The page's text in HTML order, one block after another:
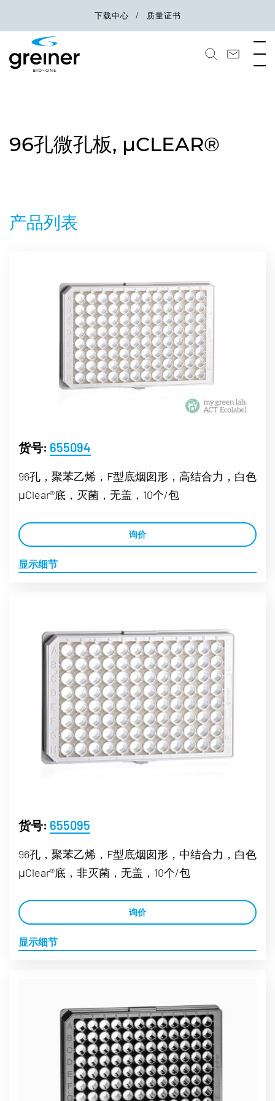
下载中心 质量证书
96孔微孔板, µCLEAR®
产品列表
货号: 655094
96孔，聚苯乙烯，F型底烟囱形，高结合力，白色
μClear®底，灭菌，无盖，10个/包
询价
显示细节
货号: 655095
96孔，聚苯乙烯，F型底烟囱形，中结合力，白色
μClear®底，非灭菌，无盖，10个/包
询价
显示细节